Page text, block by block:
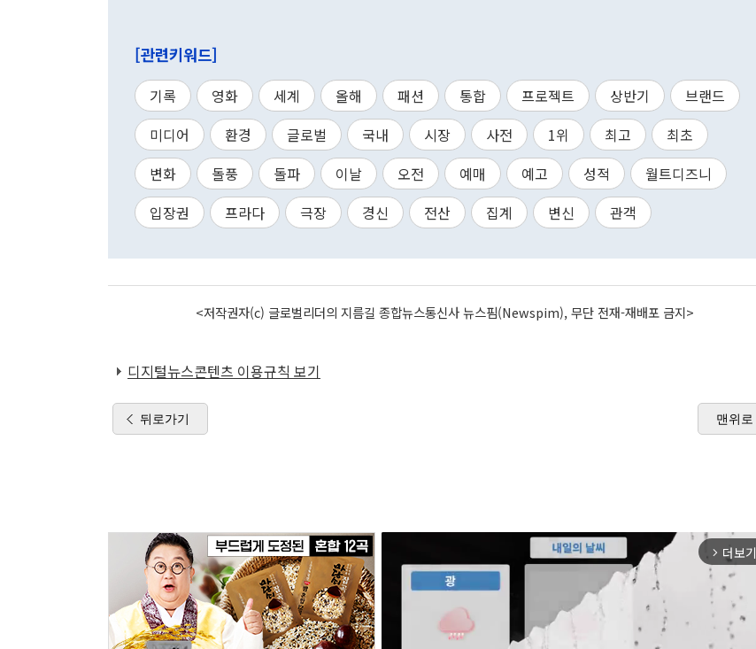
[관련키워드]
기록 영화 세계 올해 패션 통합 프로젝트 상반기
브랜드
미디어
환경 글로벌 국내 시장 사전 1위 최고
최초
변화
돌풍 돌파 이날 오전 예매 예고 성적
월트디즈니
입장권
프라다 극장 경신 전산 집계 변신 관객
<저작권자(c) 글로벌리더의 지름길 종합뉴스통신사 뉴스핌(Newspim), 무단 전재-재배포 금지>
디지털뉴스콘텐츠 이용규칙 보기
뒤로가기 맨위로
arrow_forward_ios 더보기